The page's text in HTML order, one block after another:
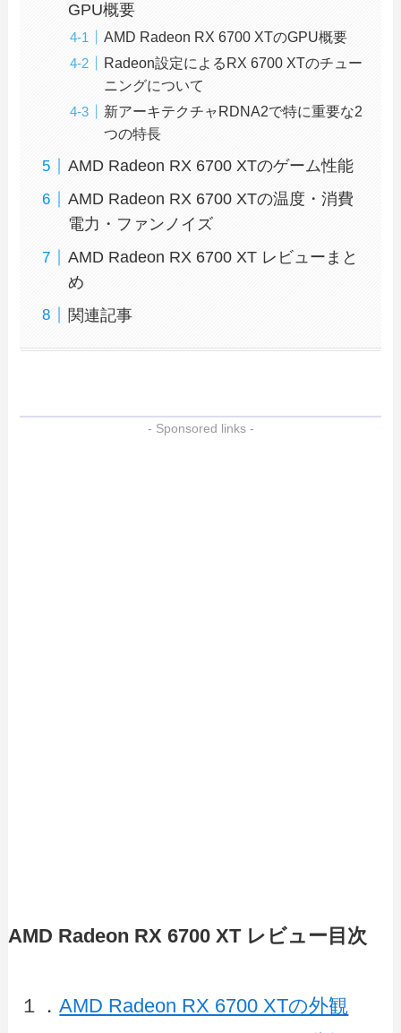
GPU概要
AMD Radeon RX 6700 XTのGPU概要
Radeon設定によるRX 6700 XTのチュー
ニングについて
新アーキテクチャRDNA2で特に重要な2
つの特長
AMD Radeon RX 6700 XTのゲーム性能
AMD Radeon RX 6700 XTの温度・消費
電力・ファンノイズ
AMD Radeon RX 6700 XT レビューまと
め
関連記事
- Sponsored links -
AMD Radeon RX 6700 XT レビュー目次
１．AMD Radeon RX 6700 XTの外観